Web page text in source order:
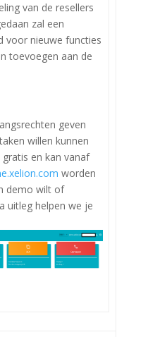
van de resellers
zal een
voor nieuwe functies
toevoegen aan de
geven
willen kunnen
en kan vanaf
worden
demo wilt of
uitleg helpen we je